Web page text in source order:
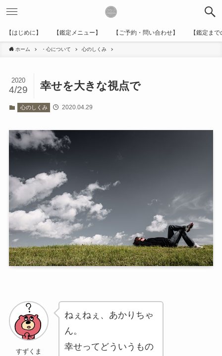
【はじめに】 【鑑定メニュー】 【ご予約・問い合わせ】 【鑑定ま
ホーム ・心について 心のしくみ
幸せを大きな視点で
2020
4/29
心のしくみ 2020.04.29
すずくま
ねぇねぇ、あかりちゃ
ん。
幸せってどういうもの